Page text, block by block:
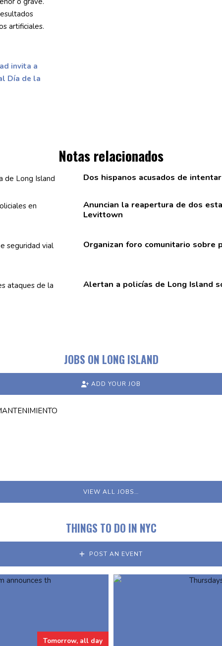
artificiales.
invita a
Día de la
Notas relacionados
Dos hispanos acusados de
Anuncian la reapertura de dos
Levittown
Organizan foro comunitario sobre
Alertan a policías de Long Island
JOBS ON LONG ISLAND
ADD YOUR JOB
VIEW ALL JOBS…
THINGS TO DO IN NYC
POST AN EVENT
Tomorrow, all day